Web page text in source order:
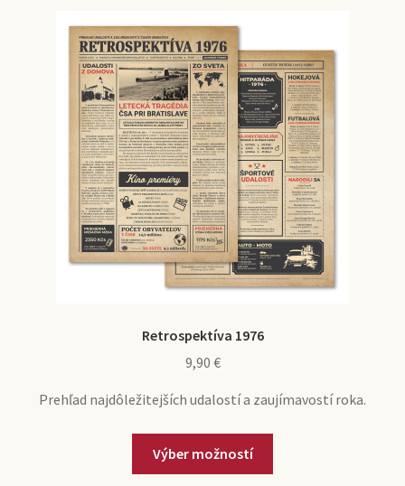
Retrospektíva 1976
9,90 €
Prehľad najdôležitejších udalostí a zaujímavostí roka.
Výber možností